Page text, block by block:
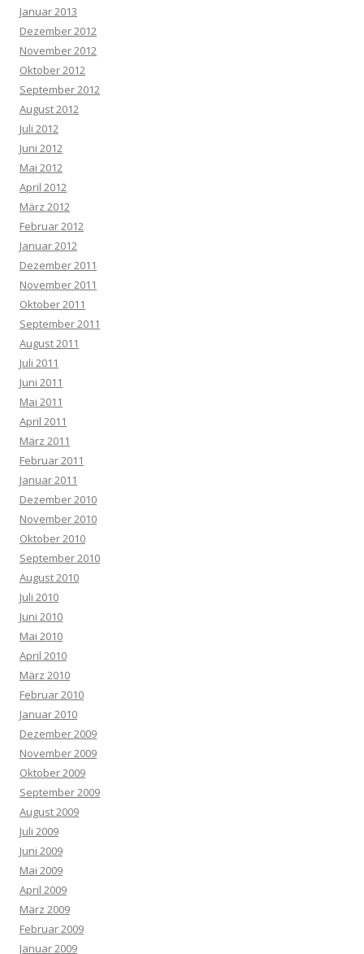
Januar 2013
Dezember 2012
November 2012
Oktober 2012
September 2012
August 2012
Juli 2012
Juni 2012
Mai 2012
April 2012
März 2012
Februar 2012
Januar 2012
Dezember 2011
November 2011
Oktober 2011
September 2011
August 2011
Juli 2011
Juni 2011
Mai 2011
April 2011
März 2011
Februar 2011
Januar 2011
Dezember 2010
November 2010
Oktober 2010
September 2010
August 2010
Juli 2010
Juni 2010
Mai 2010
April 2010
März 2010
Februar 2010
Januar 2010
Dezember 2009
November 2009
Oktober 2009
September 2009
August 2009
Juli 2009
Juni 2009
Mai 2009
April 2009
März 2009
Februar 2009
Januar 2009